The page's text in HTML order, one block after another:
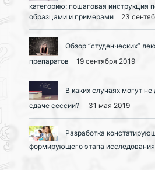
категорию: пошаговая инструкция
образцами и примерами
23
Обзор “студенческих”
препаратов
19 сентября 2019
В каких случаях могут не
сдаче сессии?
31 мая 2019
Разработка
формирующего этапа исследования